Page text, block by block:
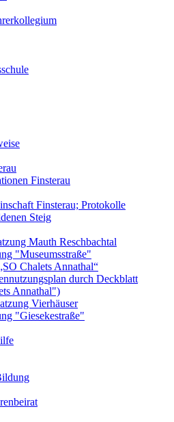
Finsterau
Finsterau; Protokolle
Steig
Mauth Reschbachtal
"Museumsstraße"
Chalets Annathal“
durch Deckblatt
Annathal")
Vierhäuser
"Giesekestraße"